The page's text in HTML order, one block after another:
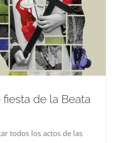
de la Beata
todos los actos de las